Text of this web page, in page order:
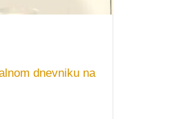
dnevniku na